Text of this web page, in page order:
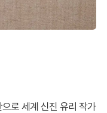
로 세계 신진 유리 작가